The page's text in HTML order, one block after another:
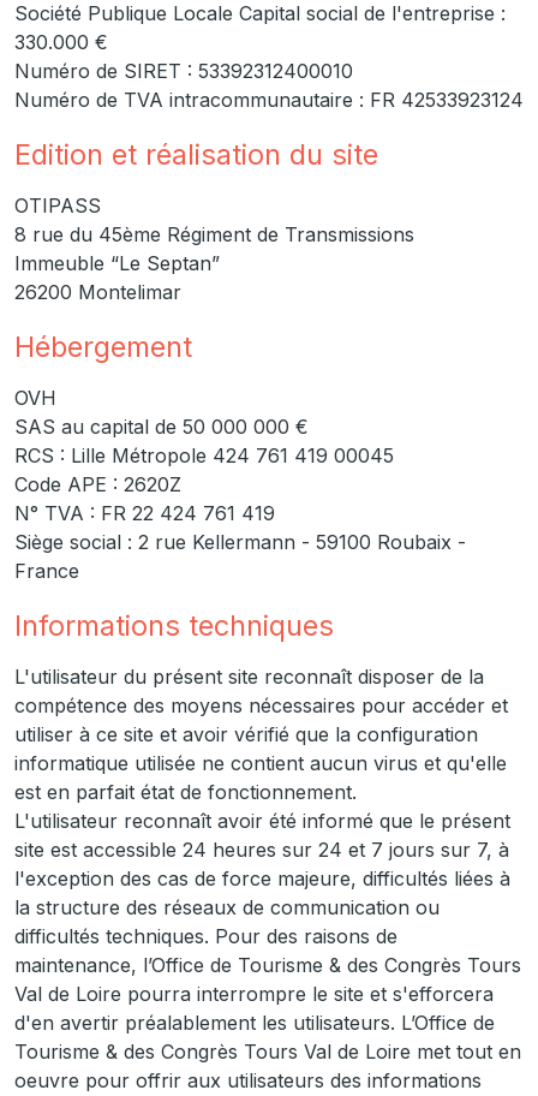
Société Publique Locale Capital social de l'entreprise :
330.000 €
Numéro de SIRET : 53392312400010
Numéro de TVA intracommunautaire : FR 42533923124
Edition et réalisation du site
OTIPASS
8 rue du 45ème Régiment de Transmissions
Immeuble “Le Septan”
26200 Montelimar
Hébergement
OVH
SAS au capital de 50 000 000 €
RCS : Lille Métropole 424 761 419 00045
Code APE : 2620Z
N° TVA : FR 22 424 761 419
Siège social : 2 rue Kellermann - 59100 Roubaix -
France
Informations techniques
L'utilisateur du présent site reconnaît disposer de la
compétence des moyens nécessaires pour accéder et
utiliser à ce site et avoir vérifié que la configuration
informatique utilisée ne contient aucun virus et qu'elle
est en parfait état de fonctionnement.
L'utilisateur reconnaît avoir été informé que le présent
site est accessible 24 heures sur 24 et 7 jours sur 7, à
l'exception des cas de force majeure, difficultés liées à
la structure des réseaux de communication ou
difficultés techniques. Pour des raisons de
maintenance, l’Office de Tourisme & des Congrès Tours
Val de Loire pourra interrompre le site et s'efforcera
d'en avertir préalablement les utilisateurs. L’Office de
Tourisme & des Congrès Tours Val de Loire met tout en
oeuvre pour offrir aux utilisateurs des informations